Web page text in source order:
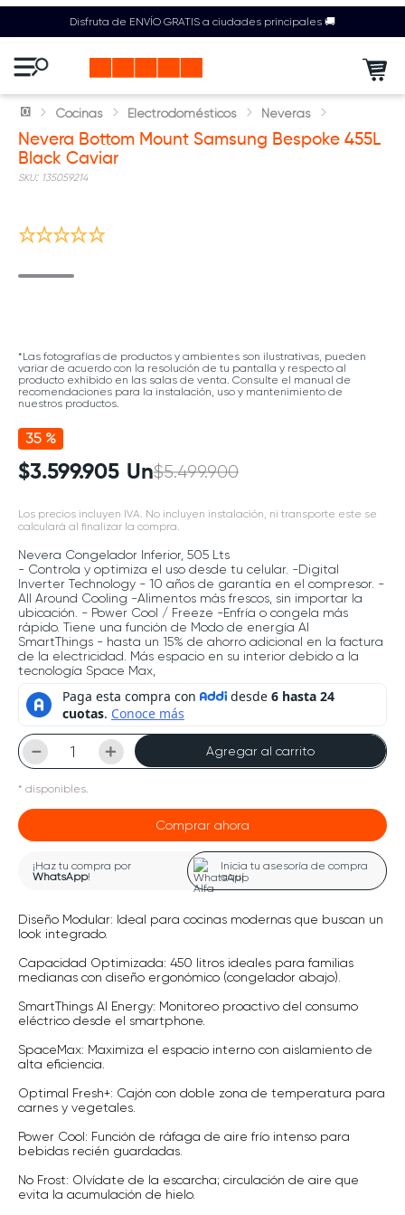
Disfruta de ENVÍO GRATIS a ciudades principales 🚚
Cocinas Electrodomésticos Neveras
Nevera Bottom Mount Samsung Bespoke 455L
Black Caviar
: 135059214
*Las fotografías de productos y ambientes son ilustrativas, pueden
variar de acuerdo con la resolución de tu pantalla y respecto al
producto exhibido en las salas de venta. Consulte el manual de
recomendaciones para la instalación, uso y mantenimiento de
nuestros productos.
35 %
$3.599.905 Un$5.499.900
Los precios incluyen IVA. No incluyen instalación, ni transporte este se
calculará al finalizar la compra.
Nevera Congelador Inferior, 505 Lts
- Controla y optimiza el uso desde tu celular. -Digital
Inverter Technology - 10 años de garantía en el compresor. -
All Around Cooling -Alimentos más frescos, sin importar la
ubicación. - Power Cool / Freeze -Enfría o congela más
rápido. Tiene una función de Modo de energía AI
SmartThings - hasta un 15% de ahorro adicional en la factura
de la electricidad. Más espacio en su interior debido a la
tecnología Space Max,
＋
－ Agregar al carrito
* disponibles.
Comprar ahora
¡Haz tu compra por
WhatsApp!
Inicia tu asesoría de compra
aquí
Diseño Modular: Ideal para cocinas modernas que buscan un
look integrado.
Capacidad Optimizada: 450 litros ideales para familias
medianas con diseño ergonómico (congelador abajo).
SmartThings AI Energy: Monitoreo proactivo del consumo
eléctrico desde el smartphone.
SpaceMax: Maximiza el espacio interno con aislamiento de
alta eficiencia.
Optimal Fresh+: Cajón con doble zona de temperatura para
carnes y vegetales.
Power Cool: Función de ráfaga de aire frío intenso para
bebidas recién guardadas.
No Frost: Olvídate de la escarcha; circulación de aire que
evita la acumulación de hielo.